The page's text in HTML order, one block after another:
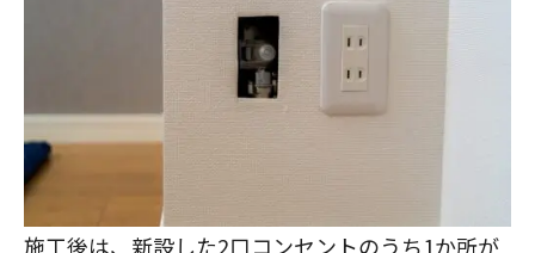
施工後は、新設した2口コンセントのうち1か所が